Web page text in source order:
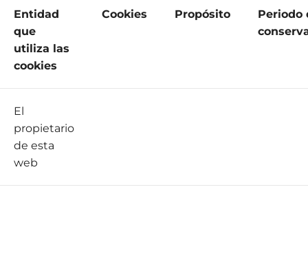
Entidad
que
utiliza las
cookies
Cookies Propósito
Periodo
El
propietario
de esta
web